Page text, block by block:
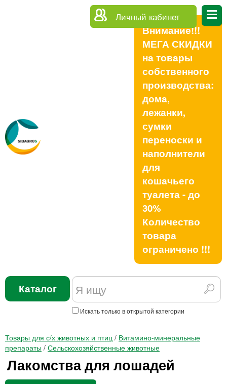
Личный кабинет
Внимание!!!
МЕГА СКИДКИ
на товары
собственного
производства:
дома,
лежанки,
сумки
переноски и
наполнители
для
кошачьего
туалета - до
30%
Количество
товара
ограничено !!!
Каталог
Искать только в открытой категории
Товары для с/х животных и птиц / Витамино-минеральные
препараты / Сельскохозяйственные животные
Лакомства для лошадей